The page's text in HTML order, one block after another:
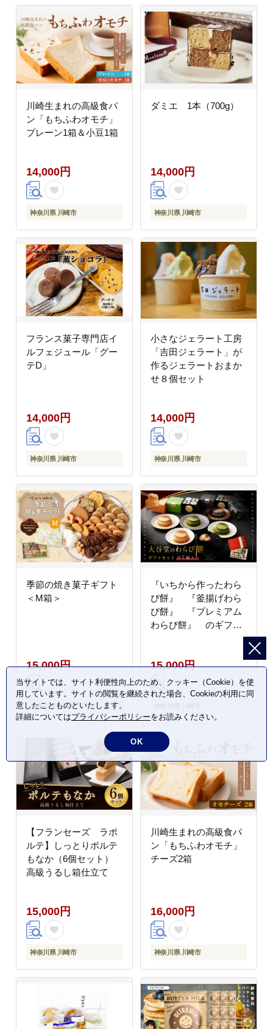
川崎生まれの高級食パ
ン「もちふわオモチ」
プレーン1箱＆小豆1箱
14,000円
神奈川県 川崎市
ダミエ 1本（700g）
14,000円
神奈川県 川崎市
フランス菓子専門店イ
ルフェジュール「グー
テD」
14,000円
神奈川県 川崎市
小さなジェラート工房
「吉田ジェラート」が
作るジェラートおまか
せ８個セット
14,000円
神奈川県 川崎市
季節の焼き菓子ギフト
＜M箱＞
15,000円
神奈川県 川崎市
『いちから作ったわら
び餅』 『釜揚げわら
び餅』 『プレミアム
わらび餅』 のギフト
15,000円
【フランセーズ ラポ
ルテ】しっとりポルテ
もなか（6個セット）
高級うるし箱仕立て
15,000円
神奈川県 川崎市
川崎生まれの高級食パ
ン「もちふわオモチ」
チーズ2箱
16,000円
神奈川県 川崎市
当サイトでは、サイト利便性向上のため、クッキー（Cookie）を使
用しています。サイトの閲覧を継続された場合、Cookieの利用に同
意したことものといたします。
詳細についてはプライバシーポリシーをお読みください。
OK